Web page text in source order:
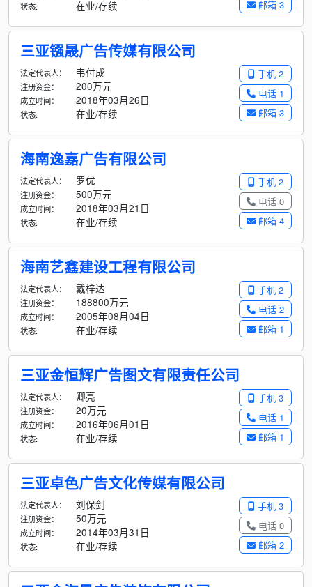
邮箱 3
状态: 在业/存续
三亚镪晟广告传媒有限公司
手机 2
电话 1
邮箱 3
法定代表人： 韦付成
注册资金： 200万元
成立时间： 2018年03月26日
状态: 在业/存续
海南逸嘉广告有限公司
手机 2
电话 0
邮箱 4
法定代表人： 罗优
注册资金： 500万元
成立时间： 2018年03月21日
状态: 在业/存续
海南艺鑫建设工程有限公司
手机 2
电话 2
邮箱 1
法定代表人： 戴梓达
注册资金： 188800万元
成立时间： 2005年08月04日
状态: 在业/存续
三亚金恒辉广告图文有限责任公司
手机 3
电话 1
邮箱 1
法定代表人： 卿亮
注册资金： 20万元
成立时间： 2016年06月01日
状态: 在业/存续
三亚卓色广告文化传媒有限公司
手机 3
电话 0
邮箱 2
法定代表人： 刘保剑
注册资金： 50万元
成立时间： 2014年03月31日
状态: 在业/存续